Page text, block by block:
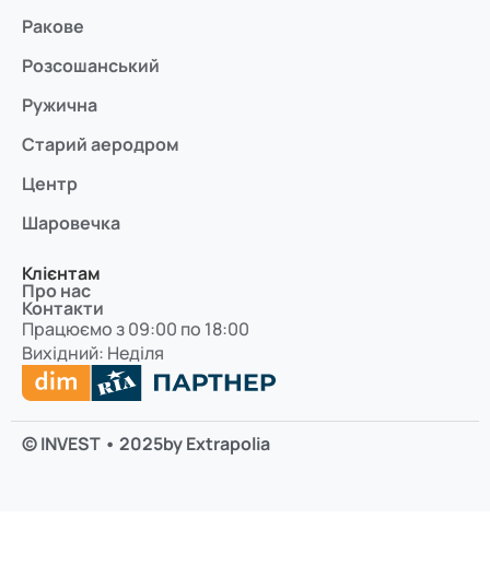
Ракове
Розсошанський
Ружична
Старий аеродром
Центр
Шаровечка
Клієнтам
Про нас
Контакти
Працюємо з 09:00 по 18:00
Вихідний: Неділя
© INVEST • 2025by Extrapolia